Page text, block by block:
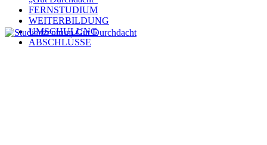
FERNSTUDIUM
WEITERBILDUNG
UMSCHULUNG
ABSCHLÜSSE